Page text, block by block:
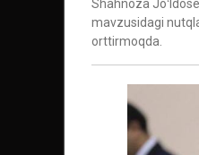
Shahnoza
mavzusidagi
orttirmoqda.